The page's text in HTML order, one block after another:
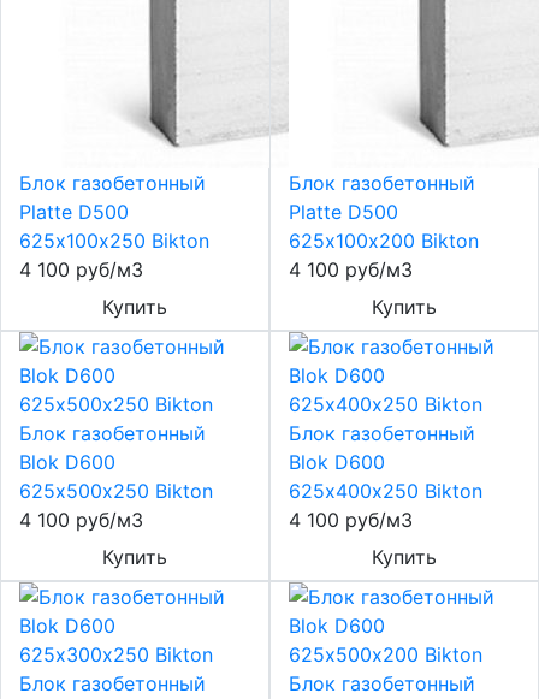
Блок газобетонный
Platte D500
625х100х250 Bikton
4 100 руб/м3
Купить
Блок газобетонный
Platte D500
625х100х200 Bikton
4 100 руб/м3
Купить
Блок газобетонный
Blok D600
625х500х250 Bikton
4 100 руб/м3
Купить
Блок газобетонный
Blok D600
625х400х250 Bikton
4 100 руб/м3
Купить
Блок газобетонный
Блок газобетонный